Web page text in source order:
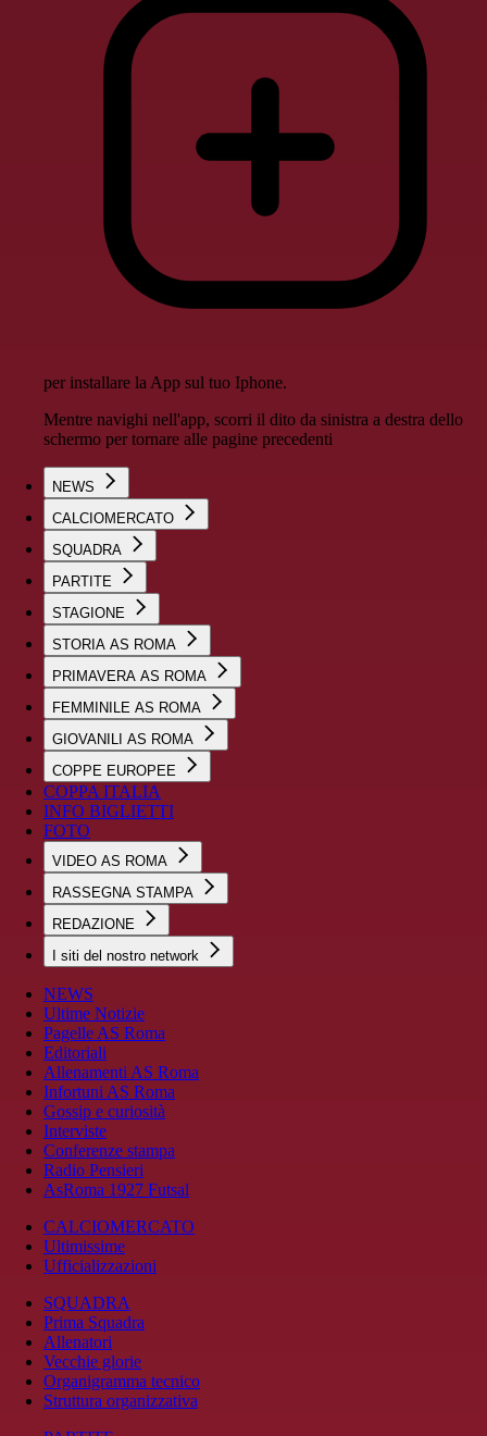
per installare la App sul tuo Iphone.
Mentre navighi nell'app, scorri il dito da sinistra a destra dello
schermo per tornare alle pagine precedenti
NEWS
CALCIOMERCATO
SQUADRA
PARTITE
STAGIONE
STORIA AS ROMA
PRIMAVERA AS ROMA
FEMMINILE AS ROMA
GIOVANILI AS ROMA
COPPE EUROPEE
COPPA ITALIA
INFO BIGLIETTI
FOTO
VIDEO AS ROMA
RASSEGNA STAMPA
REDAZIONE
I siti del nostro network
NEWS
Ultime Notizie
Pagelle AS Roma
Editoriali
Allenamenti AS Roma
Infortuni AS Roma
Gossip e curiosità
Interviste
Conferenze stampa
Radio Pensieri
AsRoma 1927 Futsal
CALCIOMERCATO
Ultimissime
Ufficializzazioni
SQUADRA
Prima Squadra
Allenatori
Vecchie glorie
Organigramma tecnico
Struttura organizzativa